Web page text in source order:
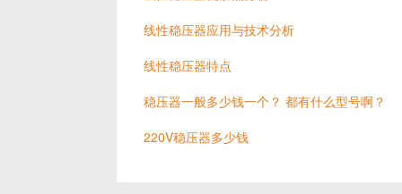
线性稳压器应用与技术分析
线性稳压器特点
稳压器一般多少钱一个？ 都有什么型号啊？
220V稳压器多少钱